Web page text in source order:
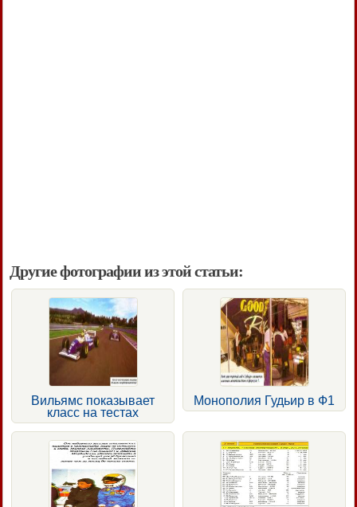
Другие фотографии из этой статьи:
Вильямс показывает
класс на тестах
Монополия Гудьир в Ф1